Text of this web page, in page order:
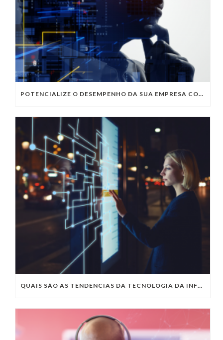
POTENCIALIZE O DESEMPENHO DA SUA EMPRESA COM OS SERVIÇOS DE TI DA VIVO VITA
QUAIS SÃO AS TENDÊNCIAS DA TECNOLOGIA DA INFORMAÇÃO PARA 2023?